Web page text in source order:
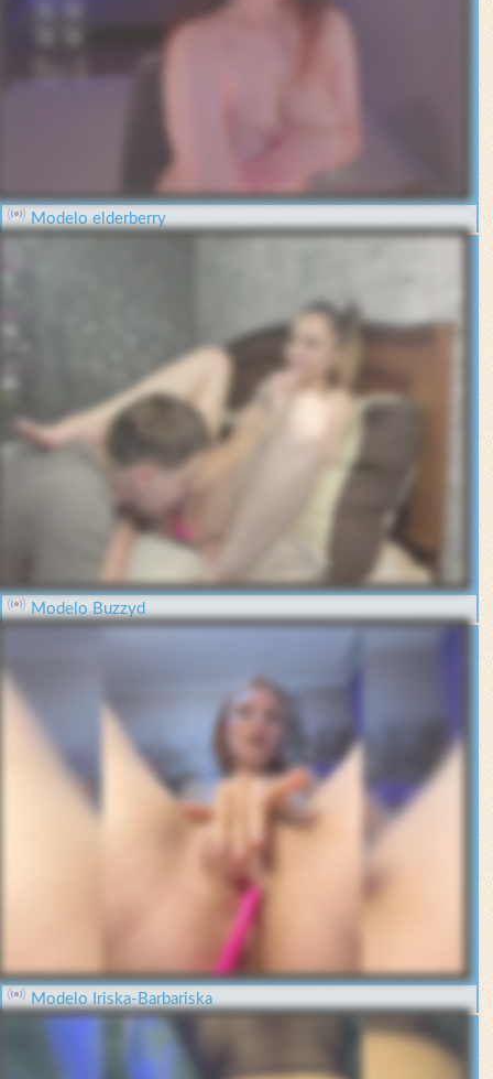
Modelo elderberry
Modelo Buzzyd
Modelo Iriska-Barbariska